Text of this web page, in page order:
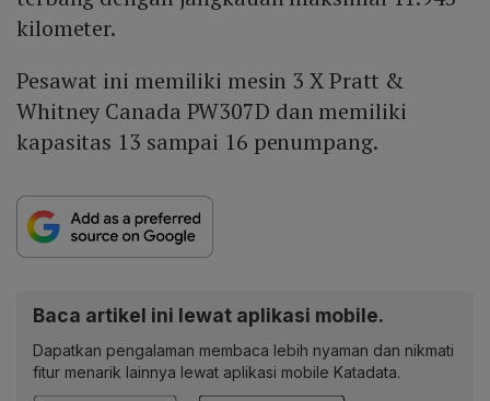
kilometer.
Pesawat ini memiliki mesin 3 X Pratt &
Whitney Canada PW307D dan memiliki
kapasitas 13 sampai 16 penumpang.
Baca artikel ini lewat aplikasi mobile.
Dapatkan pengalaman membaca lebih nyaman dan nikmati
fitur menarik lainnya lewat aplikasi mobile Katadata.